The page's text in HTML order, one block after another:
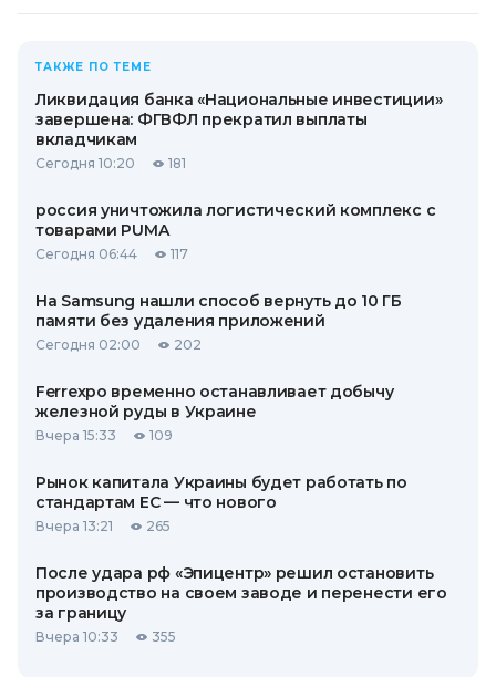
ТАКЖЕ ПО ТЕМЕ
Ликвидация банка «Национальные инвестиции»
завершена: ФГВФЛ прекратил выплаты
вкладчикам
Сегодня 10:20 181
россия уничтожила логистический комплекс с
товарами PUMA
Сегодня 06:44 117
На Samsung нашли способ вернуть до 10 ГБ
памяти без удаления приложений
Сегодня 02:00 202
Ferrexpo временно останавливает добычу
железной руды в Украине
Вчера 15:33 109
Рынок капитала Украины будет работать по
стандартам ЕС — что нового
Вчера 13:21 265
После удара рф «Эпицентр» решил остановить
производство на своем заводе и перенести его
за границу
Вчера 10:33 355